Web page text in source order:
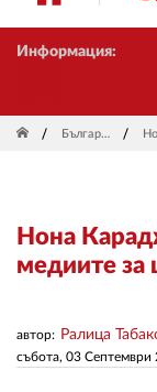
Информация:
България
Нона
медиите за
събота, 03 Септември
автор: Ралица